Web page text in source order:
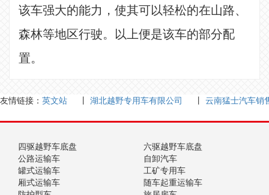
该车强大的能力，使其可以轻松的在山路、
森林等地区行驶。以上便是该车的部分配
置。
友情链接： 英文站 湖北越野专用车有限公司 云南猛士汽车销
四驱越野车底盘
六驱越野车底盘
公路运输车
自卸汽车
罐式运输车
工矿专用车
厢式运输车
随车起重运输车